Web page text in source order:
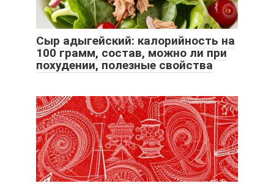
Сыр адыгейский: калорийность на
100 грамм, состав, можно ли при
похудении, полезные свойства